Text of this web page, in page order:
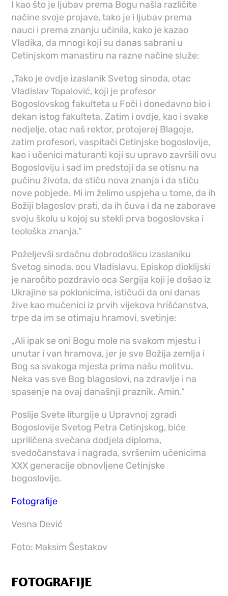
I kao što je ljubav prema Bogu našla različite
načine svoje projave, tako je i ljubav prema
nauci i prema znanju učinila, kako je kazao
Vladika, da mnogi koji su danas sabrani u
Cetinjskom manastiru na razne načine služe:
„Tako je ovdje izaslanik Svetog sinoda, otac
Vladislav Topalović, koji je profesor
Bogoslovskog fakulteta u Foči i donedavno bio i
dekan istog fakulteta. Zatim i ovdje, kao i svake
nedjelje, otac naš rektor, protojerej Blagoje,
zatim profesori, vaspitači Cetinjske bogoslovije,
kao i učenici maturanti koji su upravo završili ovu
Bogosloviju i sad im predstoji da se otisnu na
pučinu života, da stiču nova znanja i da stiču
nove pobjede. Mi im želimo uspjeha u tome, da ih
Božiji blagoslov prati, da ih čuva i da ne zaborave
svoju školu u kojoj su stekli prva bogoslovska i
teološka znanja.“
Poželjevši srdačnu dobrodošlicu izaslaniku
Svetog sinoda, ocu Vladislavu, Episkop dioklijski
je naročito pozdravio oca Sergija koji je došao iz
Ukrajine sa poklonicima, ističući da oni danas
žive kao mučenici iz prvih vijekova hrišćanstva,
trpe da im se otimaju hramovi, svetinje:
„Ali ipak se oni Bogu mole na svakom mjestu i
unutar i van hramova, jer je sve Božija zemlja i
Bog sa svakoga mjesta prima našu molitvu.
Neka vas sve Bog blagoslovi, na zdravlje i na
spasenje na ovaj današnji praznik. Amin.“
Poslije Svete liturgije u Upravnoj zgradi
Bogoslovije Svetog Petra Cetinjskog, biće
upriličena svečana dodjela diploma,
svedočanstava i nagrada, svršenim učenicima
XXX generacije obnovljene Cetinjske
bogoslovije.
Fotografije
Vesna Dević
Foto: Maksim Šestakov
FOTOGRAFIJE